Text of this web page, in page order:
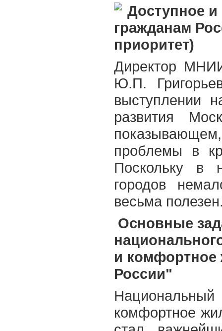
Доступное
гражданам
приоритет)
Директор
Ю.П.
выступлении
развития
проблемы в
Поскольку в
городов
весьма
Основные
и комфортное
России"
комфортное